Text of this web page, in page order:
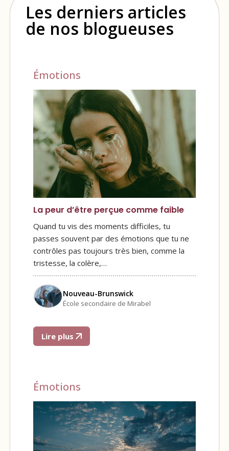
Les derniers articles
de nos blogueuses
Émotions
La peur d’être perçue comme faible
Quand tu vis des moments difficiles, tu
passes souvent par des émotions que tu ne
contrôles pas toujours très bien, comme la
tristesse, la colère,…
Nouveau-Brunswick
École secondaire de Mirabel
Lire plus
Émotions